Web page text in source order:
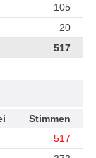
105
20
517
Stimmen
517